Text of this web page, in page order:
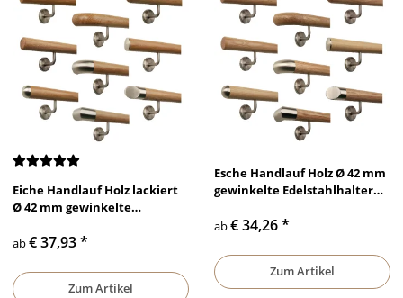
Eiche Handlauf Holz lackiert
Ø 42 mm gewinkelte
ab€ 37,93*
Zum Artikel
Esche Handlauf Holz Ø 42 mm
gewinkelte Edelstahlhalter
ab€ 34,26*
Zum Artikel